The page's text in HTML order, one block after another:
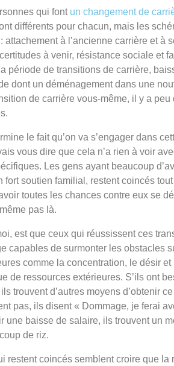
qui font un changement de
différents pour chacun, mais les
attachement à l’ancienne carrière et à
à venir, résistance sociale et
période de transitions de carrière,
dont un déménagement dans une
de carrière vous-même, il y a
le fait qu’on va s’engager dans
vous dire que cela n’a rien à voir
Les gens ayant beaucoup
fort soutien familial, restent coincés
toutes les chances contre eux se
pas là.
est que ceux qui réussissent ces
capables de surmonter les obstacles
comme la concentration, le désir et
de ressources extérieures. S’ils ont
ils trouvent d’autres moyens d’obtenir
pas, ils disent « Dommage, je ferai
une baisse de salaire, ils trouvent un
de riz.
restent coincés semblent croire que la